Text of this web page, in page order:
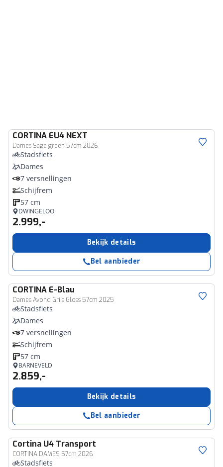
CORTINA EU4 NEXT
Dames Sage green 57cm 2026
Stadsfiets
Dames
7 versnellingen
Schijfrem
57 cm
DWINGELOO
2.999,-
Bekijk details
Bel aanbieder
CORTINA E-Blau
Dames Avond Grijs Gloss 57cm 2025
Stadsfiets
Dames
7 versnellingen
Schijfrem
57 cm
BARNEVELD
2.859,-
Bekijk details
Bel aanbieder
Cortina U4 Transport
CORTINA DAMES 57cm 2026
Stadsfiets